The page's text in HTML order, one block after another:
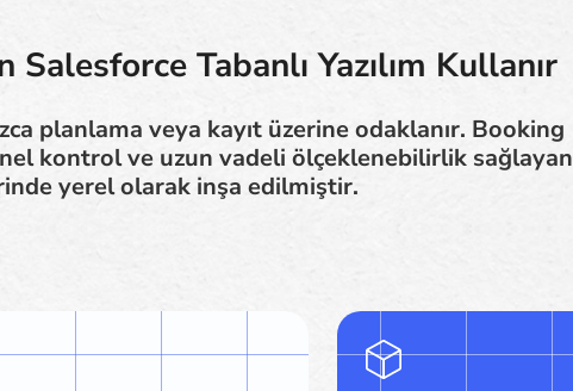
Tabanlı Yazılım Kullanır
planlama veya kayıt üzerine odaklanır. Booking
kontrol ve uzun vadeli ölçeklenebilirlik sağlayan
yerel olarak inşa edilmiştir.